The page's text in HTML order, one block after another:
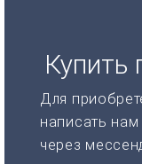
Купить
Для
написать
через